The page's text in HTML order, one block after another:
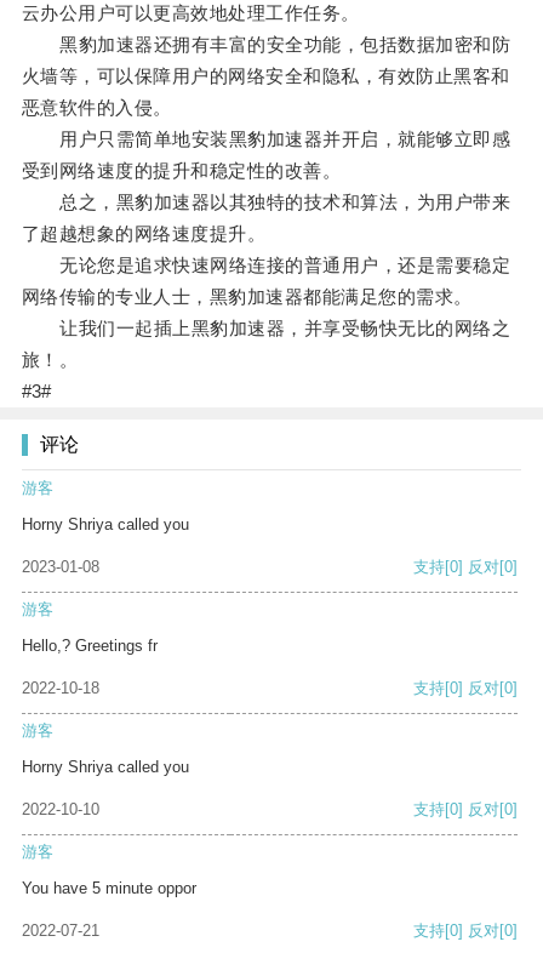
云办公用户可以更高效地处理工作任务。
黑豹加速器还拥有丰富的安全功能，包括数据加密和防
火墙等，可以保障用户的网络安全和隐私，有效防止黑客和
恶意软件的入侵。
用户只需简单地安装黑豹加速器并开启，就能够立即感
受到网络速度的提升和稳定性的改善。
总之，黑豹加速器以其独特的技术和算法，为用户带来
了超越想象的网络速度提升。
无论您是追求快速网络连接的普通用户，还是需要稳定
网络传输的专业人士，黑豹加速器都能满足您的需求。
让我们一起插上黑豹加速器，并享受畅快无比的网络之
旅！。
#3#
评论
游客
Horny Shriya called you
2023-01-08 支持[0] 反对[0]
游客
Hello,? Greetings fr
2022-10-18 支持[0] 反对[0]
游客
Horny Shriya called you
2022-10-10 支持[0] 反对[0]
游客
You have 5 minute oppor
2022-07-21 支持[0] 反对[0]